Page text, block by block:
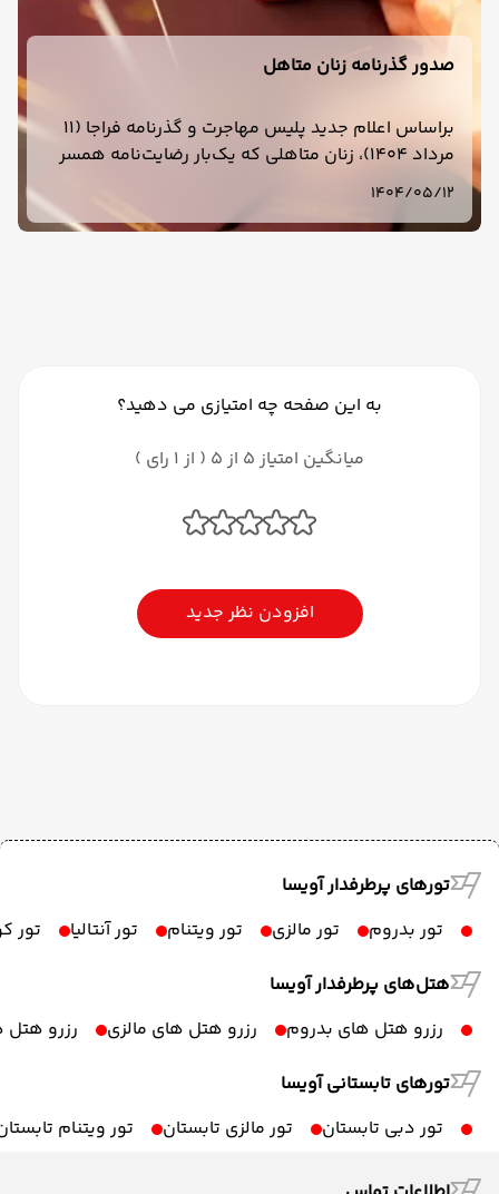
صدور گذرنامه زنان متاهل
براساس اعلام جدید پلیس مهاجرت و گذرنامه فراجا (11
مرداد 1404)، زنان متاهلی که یک‌بار رضایت‌نامه همسر
برای دریافت گذرنامه ارائه داده‌اند، برای صدور مجدد یا
تمدید گذرنامه، دیگر نیازی به دریافت رضایت‌نامه تازه
ندارند.
1404/05/12
به این صفحه چه امتیازی می دهید؟
میانگین امتیاز 5 از 5 ( از 1 رای )
افزودن نظر جدید
تورهای پرطرفدار آویسا
تور بدروم
تور مالزی تور ویتنام تور آنتالیا
تور
هتل‌های پرطرفدار آویسا
رزرو هتل های بدروم
رزرو هتل های مالزی
رزرو هتل
تورهای تابستانی آویسا
تور دبی تابستان
تور مالزی تابستان تور ویتنام